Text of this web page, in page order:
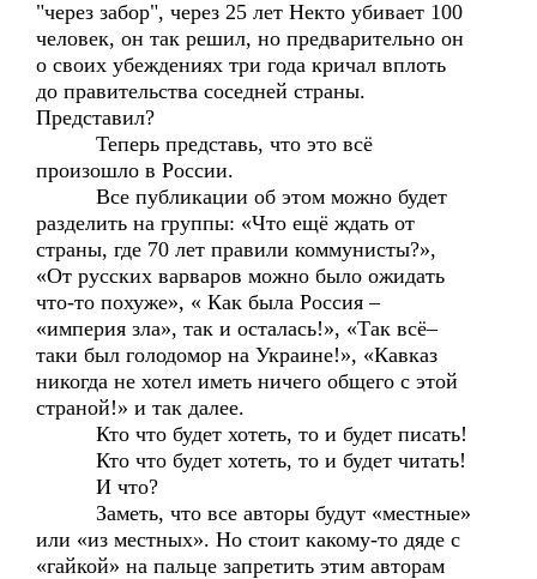
"через забор", через 25 лет Некто убивает 100
человек, он так решил, но предварительно он
о своих убеждениях три года кричал вплоть
до правительства соседней страны.
Представил?
Теперь представь, что это всё
произошло в России.
Все публикации об этом можно будет
разделить на группы: «Что ещё ждать от
страны, где 70 лет правили коммунисты?»,
«От русских варваров можно было ожидать
что-то похуже», « Как была Россия –
«империя зла», так и осталась!», «Так всё–
таки был голодомор на Украине!», «Кавказ
никогда не хотел иметь ничего общего с этой
страной!» и так далее.
Кто что будет хотеть, то и будет писать!
Кто что будет хотеть, то и будет читать!
И что?
Заметь, что все авторы будут «местные»
или «из местных». Но стоит какому-то дяде с
«гайкой» на пальце запретить этим авторам